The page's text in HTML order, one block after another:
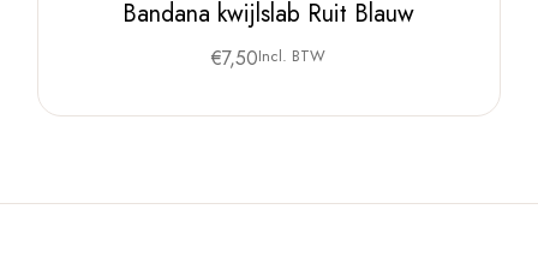
Bandana kwijlslab Ruit Blauw
€7,50Incl. BTW